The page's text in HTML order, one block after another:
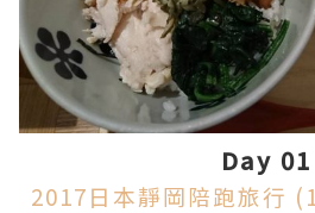
Day 01
2017日本靜岡陪跑旅行